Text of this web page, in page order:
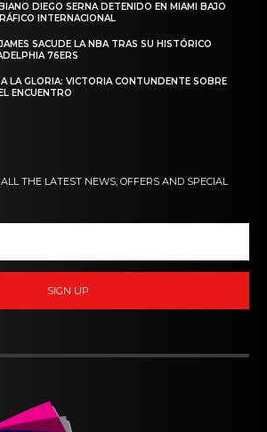
DIEGO SERNA DETENIDO EN MIAMI BAJO
INTERNACIONAL
SACUDE LA NBA TRAS SU HISTÓRICO
76ERS
LA GLORIA: VICTORIA CONTUNDENTE SOBRE
ENCUENTRO
THE LATEST NEWS, OFFERS AND SPECIAL
SIGN UP